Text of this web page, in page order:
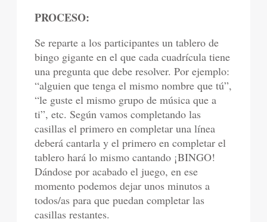
PROCESO:
Se reparte a los participantes un tablero de
bingo gigante en el que cada cuadrícula tiene
una pregunta que debe resolver. Por ejemplo:
“alguien que tenga el mismo nombre que tú”,
“le guste el mismo grupo de música que a
ti”, etc. Según vamos completando las
casillas el primero en completar una línea
deberá cantarla y el primero en completar el
tablero hará lo mismo cantando ¡BINGO!
Dándose por acabado el juego, en ese
momento podemos dejar unos minutos a
todos/as para que puedan completar las
casillas restantes.